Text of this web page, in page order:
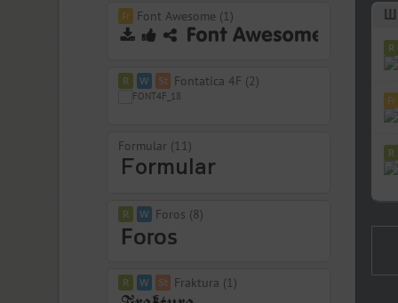
Font Awesome (1)
Fontatica 4F (2)
Formular (11)
Foros (8)
Fraktura (1)